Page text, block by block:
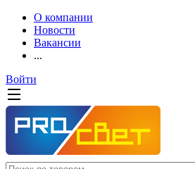
О компании
Новости
Вакансии
...
Войти